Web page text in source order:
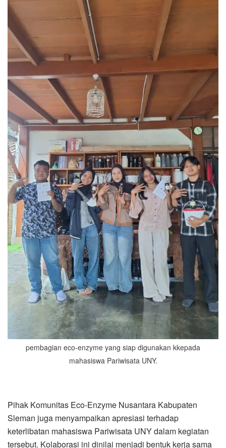
pembagian eco-enzyme yang siap digunakan kkepada
mahasiswa Pariwisata UNY.
Pihak Komunitas Eco-Enzyme Nusantara Kabupaten
Sleman juga menyampaikan apresiasi terhadap
keterlibatan mahasiswa Pariwisata UNY dalam kegiatan
tersebut. Kolaborasi ini dinilai menjadi bentuk kerja sama